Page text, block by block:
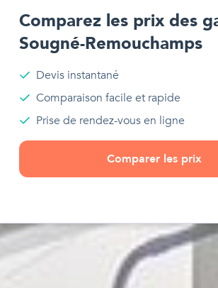
Comparez les prix des
Sougné-Remouchamps
Devis instantané
Comparaison facile et rapide
Prise de rendez-vous en ligne
Comparer les prix